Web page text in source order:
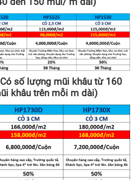
số lượng mũi khâu từ 160
khâu trên mỗi m dài)